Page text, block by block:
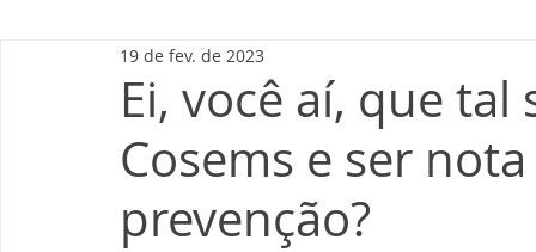
Ei, você aí, que
Cosems e ser
prevenção?
19 de fev. de 2023